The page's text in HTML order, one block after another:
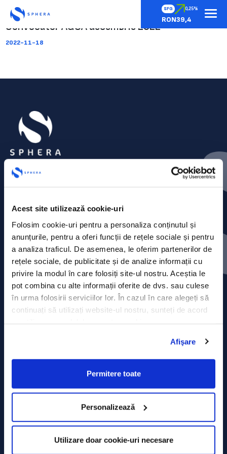
Acest site utilizează cookie-uri
Folosim cookie-uri pentru a personaliza conținutul și
anunțurile, pentru a oferi funcții de rețele sociale și pentru
a analiza traficul. De asemenea, le oferim partenerilor de
rețele sociale, de publicitate și de analize informații cu
privire la modul în care folosiți site-ul nostru. Aceștia le
pot combina cu alte informații oferite de dvs. sau culese
în urma folosirii serviciilor lor. În cazul în care alegeți să
continuați să utilizați website-ul nostru, sunteți de acord
Afişare
Permitere toate
Personalizează
Utilizare doar cookie-uri necesare
SFG 0,25%
RON39,4
Convocator AGOA decembrie 2022
2022-11-18
Contact
Comunicate de presă
Politica de confidențialitate
Politica de prelucrare a datelor
Declarația Cookie